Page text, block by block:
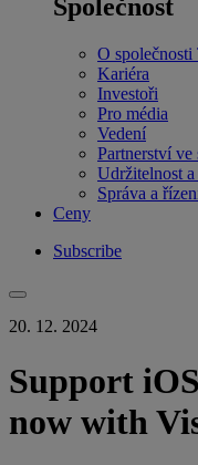
Společnost
O
Kariéra
Investoři
Pro média
Vedení
Partnerství ve
Udržitelnost a
Správa a
Ceny
Subscribe
20. 12. 2024
Support
now with